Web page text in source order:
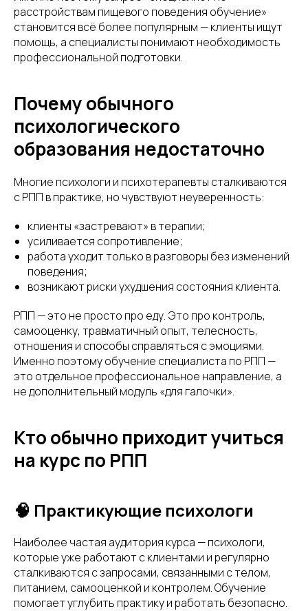
расстройствам пищевого поведения обучение»
становится всё более популярным — клиенты ищут
помощь, а специалисты понимают необходимость
профессиональной подготовки.
Почему обычного
психологического
образования недостаточно
Многие психологи и психотерапевты сталкиваются
с РПП в практике, но чувствуют неуверенность:
клиенты «застревают» в терапии;
усиливается сопротивление;
работа уходит только в разговоры без изменений
поведения;
возникают риски ухудшения состояния клиента.
РПП — это не просто про еду. Это про контроль,
самооценку, травматичный опыт, телесность,
отношения и способы справляться с эмоциями.
Именно поэтому обучение специалиста по РПП —
это отдельное профессиональное направление, а
не дополнительный модуль «для галочки».
Кто обычно приходит учиться
на курс по РПП
🧠 Практикующие психологи
Наиболее частая аудитория курса — психологи,
которые уже работают с клиентами и регулярно
сталкиваются с запросами, связанными с телом,
питанием, самооценкой и контролем. Обучение
помогает углубить практику и работать безопасно.